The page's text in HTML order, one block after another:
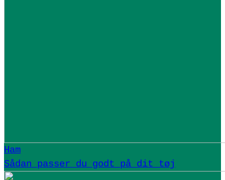
Ham
Sådan passer du godt på dit tøj